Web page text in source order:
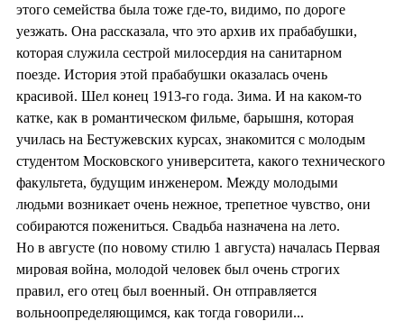
этого семейства была тоже где-то, видимо, по дороге
уезжать. Она рассказала, что это архив их прабабушки,
которая служила сестрой милосердия на санитарном
поезде. История этой прабабушки оказалась очень
красивой. Шел конец 1913-го года. Зима. И на каком-то
катке, как в романтическом фильме, барышня, которая
училась на Бестужевских курсах, знакомится с молодым
студентом Московского университета, какого технического
факультета, будущим инженером. Между молодыми
людьми возникает очень нежное, трепетное чувство, они
собираются пожениться. Свадьба назначена на лето.
Но в августе (по новому стилю 1 августа) началась Первая
мировая война, молодой человек был очень строгих
правил, его отец был военный. Он отправляется
вольноопределяющимся, как тогда говорили...